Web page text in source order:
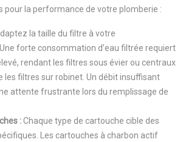
pour la performance de votre plomberie :
la taille du filtre à votre
forte consommation d’eau filtrée requiert
rendant les filtres sous évier ou centraux
les filtres sur robinet. Un débit insuffisant
attente frustrante lors du remplissage de
:Chaque type de cartouche cible des
Les cartouches à charbon actif